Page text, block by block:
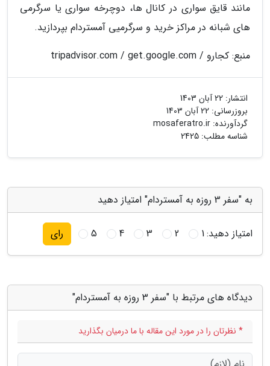
مانند قایق سواری در کانال ها، دوچرخه سواری یا سرگرمی
های شبانه در مراکز خرید و سرگرمیی آمستردام بپردازید.
منبع: کجارو / tripadvisor.com / get.google.com
انتشار: 22 آبان 1403
بروزرسانی: 22 آبان 1403
گردآورنده: mosaferatro.ir
شناسه مطلب: 2425
به "سفر 3 روزه به آمستردام" امتیاز دهید
امتیاز دهید:1
2
3
4
5 رای
دیدگاه های مرتبط با "سفر 3 روزه به آمستردام"
* نظرتان را در مورد این مقاله با ما درمیان بگذارید